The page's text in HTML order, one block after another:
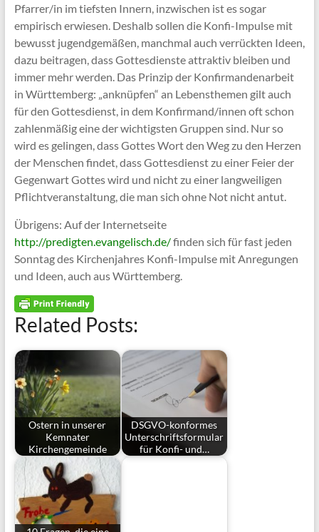
Pfarrer/in im tiefsten Innern, inzwischen ist es sogar
empirisch erwiesen. Deshalb sollen die Konfi-Impulse mit
bewusst jugendgemäßen, manchmal auch verrückten Ideen,
dazu beitragen, dass Gottesdienste attraktiv bleiben und
immer mehr werden. Das Prinzip der Konfirmandenarbeit
in Württemberg: „anknüpfen“ an Lebensthemen gilt auch
für den Gottesdienst, in dem Konfirmand/innen oft schon
zahlenmäßig eine der wichtigsten Gruppen sind. Nur so
wird es gelingen, dass Gottes Wort den Weg zu den Herzen
der Menschen findet, dass Gottesdienst zu einer Feier der
Gegenwart Gottes wird und nicht zu einer langweiligen
Pflichtveranstaltung, die man sich ohne Not nicht antut.
Übrigens: Auf der Internetseite
http://predigten.evangelisch.de/finden sich für fast jeden
Sonntag des Kirchenjahres Konfi-Impulse mit Anregungen
und Ideen, auch aus Württemberg.
Related Posts:
Ostern in unserer
Kemnater
Kirchengemeinde
DSGVO-konformes
Unterschriftsformular
für Konfi- und…